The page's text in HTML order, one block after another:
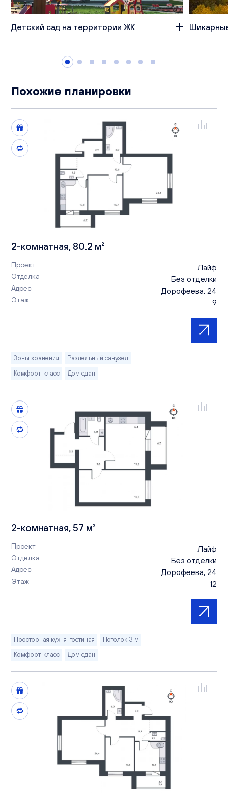
Детский сад на территории ЖК
Похожие планировки
2-комнатная, 80.2 м²
Проект Лайф
Отделка Без отделки
Адрес Дорофеева, 24
Этаж 9
Зоны хранения
Раздельный санузел
Комфорт-класс
Дом сдан
2-комнатная, 57 м²
Проект Лайф
Отделка Без отделки
Адрес Дорофеева, 24
Этаж 12
Просторная кухня-гостиная
Потолок 3 м
Комфорт-класс
Дом сдан